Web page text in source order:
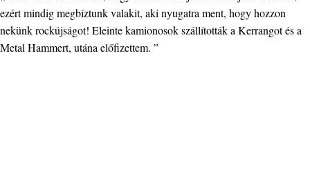
ezért mindig megbíztunk valakit, aki nyugatra ment, hogy hozzon
nekünk rockújságot! Eleinte kamionosok szállították a Kerrangot és a
Metal Hammert, utána előfizettem. ”